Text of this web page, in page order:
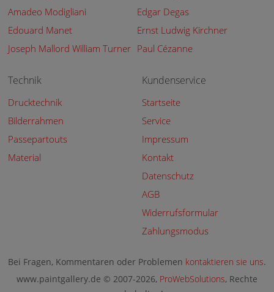
Amadeo Modigliani
Edgar Degas
Edouard Manet
Ernst Ludwig Kirchner
Joseph Mallord William Turner Paul Cézanne
Technik
Drucktechnik
Bilderrahmen
Passepartouts
Material
Kundenservice
Startseite
Service
Impressum
Kontakt
Datenschutz
AGB
Widerrufsformular
Zahlungsmodus
Bei Fragen, Kommentaren oder Problemen kontaktieren sie uns.
www.paintgallery.de © 2007-2026, ProWebSolutions, Rechte